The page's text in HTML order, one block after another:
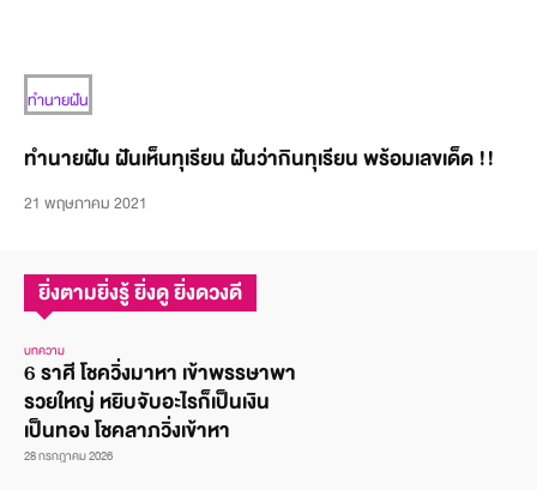
ทำนายฝัน
ทำนายฝัน ฝันเห็นทุเรียน ฝันว่ากินทุเรียน พร้อมเลขเด็ด !!
21 พฤษภาคม 2021
ยิ่งตามยิ่งรู้ ยิ่งดู ยิ่งดวงดี
บทความ
6 ราศี โชควิ่งมาหา เข้าพรรษาพา
รวยใหญ่ หยิบจับอะไรก็เป็นเงิน
เป็นทอง โชคลาภวิ่งเข้าหา
28 กรกฎาคม 2026